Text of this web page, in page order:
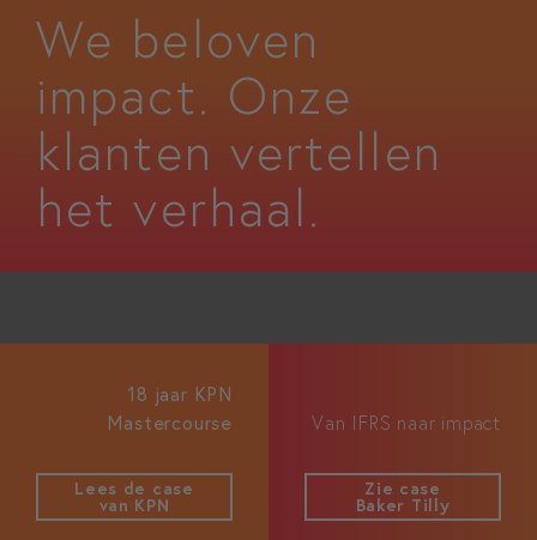
We beloven
impact. Onze
klanten vertellen
het verhaal.
18 jaar KPN
Mastercourse
Lees de case
van KPN
Van IFRS naar impact
Zie case
Baker Tilly